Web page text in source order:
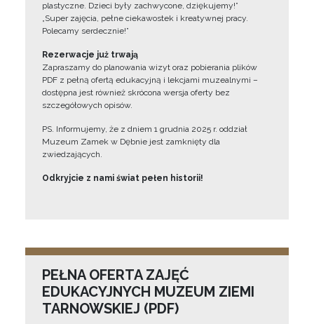
plastyczne. Dzieci były zachwycone, dziękujemy!”
„Super zajęcia, pełne ciekawostek i kreatywnej pracy.
Polecamy serdecznie!”
Rezerwacje już trwają
Zapraszamy do planowania wizyt oraz pobierania plików
PDF z pełną ofertą edukacyjną i lekcjami muzealnymi –
dostępna jest również skrócona wersja oferty bez
szczegółowych opisów.
PS. Informujemy, że z dniem 1 grudnia 2025 r. oddział
Muzeum Zamek w Dębnie jest zamknięty dla
zwiedzających.
Odkryjcie z nami świat pełen historii!
PEŁNA OFERTA ZAJĘĆ
EDUKACYJNYCH MUZEUM ZIEMI
TARNOWSKIEJ (PDF)